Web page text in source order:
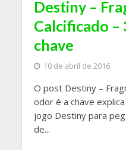
Destiny –
Calcificado –
chave
10 de abril de 2016
O post Destiny –
odor é a chave
jogo Destiny para
de...